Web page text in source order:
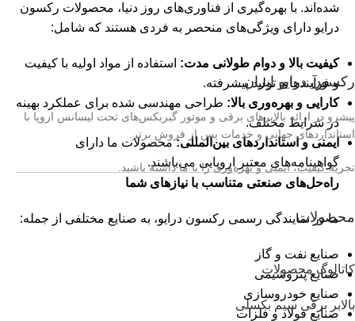
شده‌اند. با بهره‌گیری از فناوری‌های روز دنیا، محصولات رکسون
درایو دارای ویژگی‌های منحصر به فردی هستند که شامل:
کیفیت بالا و دوام طولانی مدت: استفاده از مواد اولیه با کیفیت
و فرآیندهای تولید پیشرفته.
کارایی و بهره‌وری بالا: طراحی مهندسی شده برای عملکرد بهینه
در شرایط مختلف.
ایمنی و استانداردهای بین‌المللی:محصولات ما دارای
گواهینامه‌های معتبر اروپایی می‌باشند.
راه‌حل‌های صنعتی متناسب با نیازهای شما
ما در نمایندگی رسمی رکسون درایو، به صنایع مختلفی از جمله:
صنایع نفت و گاز
صنایع پتروشیمی
صنایع خودروسازی
صنایع فولاد و فلزات
رکسون درایو ایران
پیشرو در ارائه بالابرهای برقی و موتور گیربکس‌های تحت لیسانس اروپا با
استانداردهای جهانی و خدمات پس از فروش برتر.
تجربه کیفیت، ایمنی و بهره‌وری را با ما داشته باشید.
محصولات
کاتالوگ محصولات
بالابر برقی سیم بکسلی